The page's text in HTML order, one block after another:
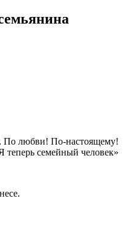
По любви! По-настоящему!
семейный человек»